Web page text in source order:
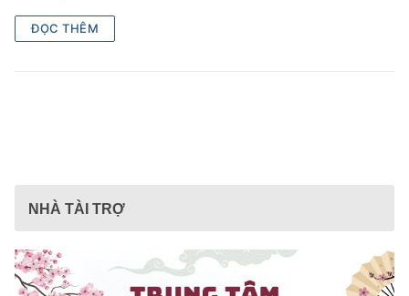
ĐỌC THÊM
NHÀ TÀI TRỢ